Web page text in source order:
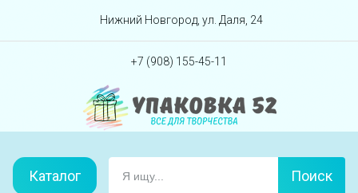
Перейти вниз
Нижний Новгород, ул. Даля, 24
+7 (908) 155-45-11
Каталог Поиск